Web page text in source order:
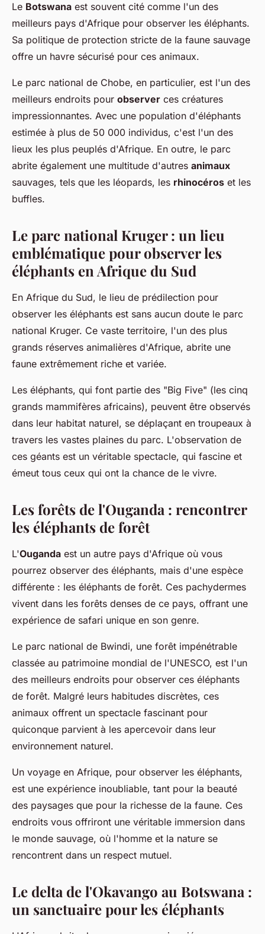
Le Botswana est souvent cité comme l'un des
meilleurs pays d'Afrique pour observer les éléphants.
Sa politique de protection stricte de la faune sauvage
offre un havre sécurisé pour ces animaux.
Le parc national de Chobe, en particulier, est l'un des
meilleurs endroits pour observer ces créatures
impressionnantes. Avec une population d'éléphants
estimée à plus de 50 000 individus, c'est l'un des
lieux les plus peuplés d'Afrique. En outre, le parc
abrite également une multitude d'autres animaux
sauvages, tels que les léopards, les rhinocéros et les
buffles.
Le parc national Kruger : un lieu
emblématique pour observer les
éléphants en Afrique du Sud
En Afrique du Sud, le lieu de prédilection pour
observer les éléphants est sans aucun doute le parc
national Kruger. Ce vaste territoire, l'un des plus
grands réserves animalières d'Afrique, abrite une
faune extrêmement riche et variée.
Les éléphants, qui font partie des "Big Five" (les cinq
grands mammifères africains), peuvent être observés
dans leur habitat naturel, se déplaçant en troupeaux à
travers les vastes plaines du parc. L'observation de
ces géants est un véritable spectacle, qui fascine et
émeut tous ceux qui ont la chance de le vivre.
Les forêts de l'Ouganda : rencontrer
les éléphants de forêt
L'Ouganda est un autre pays d'Afrique où vous
pourrez observer des éléphants, mais d'une espèce
différente : les éléphants de forêt. Ces pachydermes
vivent dans les forêts denses de ce pays, offrant une
expérience de safari unique en son genre.
Le parc national de Bwindi, une forêt impénétrable
classée au patrimoine mondial de l'UNESCO, est l'un
des meilleurs endroits pour observer ces éléphants
de forêt. Malgré leurs habitudes discrètes, ces
animaux offrent un spectacle fascinant pour
quiconque parvient à les apercevoir dans leur
environnement naturel.
Un voyage en Afrique, pour observer les éléphants,
est une expérience inoubliable, tant pour la beauté
des paysages que pour la richesse de la faune. Ces
endroits vous offriront une véritable immersion dans
le monde sauvage, où l'homme et la nature se
rencontrent dans un respect mutuel.
Le delta de l'Okavango au Botswana :
un sanctuaire pour les éléphants